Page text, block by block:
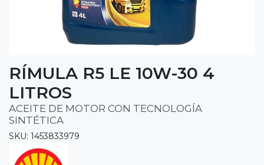
RÍMULA R5 LE 10W-30 4
LITROS
ACEITE DE MOTOR CON TECNOLOGÍA
SINTÉTICA
SKU: 1453833979